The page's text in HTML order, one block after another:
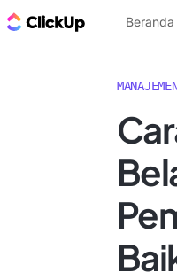
Blog ClickUp
Beranda